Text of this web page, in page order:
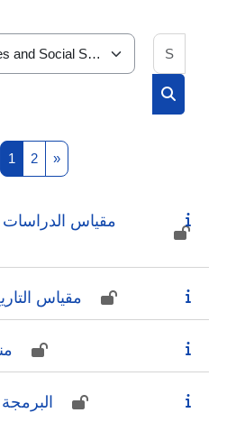
1 Page 1
2Page 2
»Next page
مقياس الدراسات
مقياس